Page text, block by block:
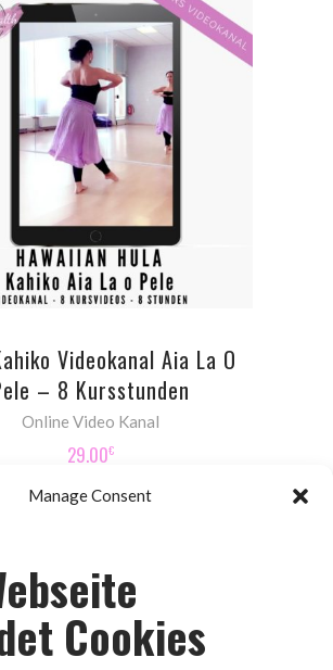
Manage Consent
Cookies
ADD TO CART
Videokanal Aia La O
– 8 Kursstunden
Online Video Kanal
29.00€